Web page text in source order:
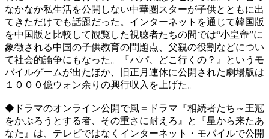
なかなか私生活を公開しない中華圏スターが子供とともに出
てきただけでも話題だった。インターネットを通じて韓国版
を中国版と比較して観覧した視聴者たちの間では“小皇帝”に
象徴される中国の子供教育の問題点、父親の役割などについ
て社会的論争にもなった。『パパ、どこ行くの？』というモ
バイルゲームが出たほか、旧正月連休に公開された劇場版は
１０００億ウォン余りの興行収入を上げた。
◆ドラマのオンライン公開で風＝ドラマ『相続者たち～王冠
をかぶろうとする者、その重さに耐えろ』と『星から来たあ
なた』は、テレビではなくインターネット・モバイルで公開